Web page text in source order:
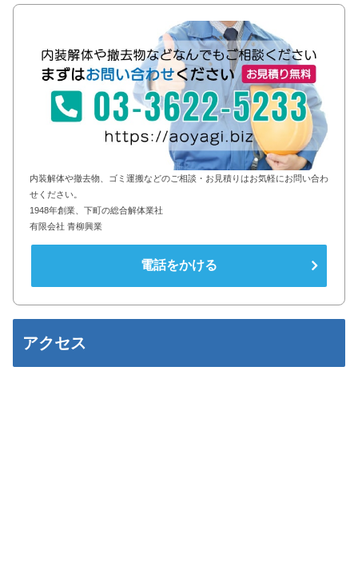
内装解体や撤去物、ゴミ運搬などのご相談・お見積りはお気軽にお問い合わ
せください。
1948年創業、下町の総合解体業社
有限会社 青柳興業
電話をかける
アクセス